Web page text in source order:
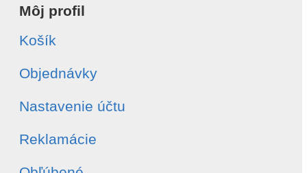
Môj profil
Košík
Objednávky
Nastavenie účtu
Reklamácie